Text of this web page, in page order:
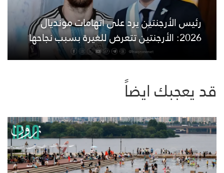
رئيس الأرجنتين يرد على اتهامات مونديال
2026: الأرجنتين تتعرض للغيرة بسبب نجاحها
قد يعجبك ايضاً